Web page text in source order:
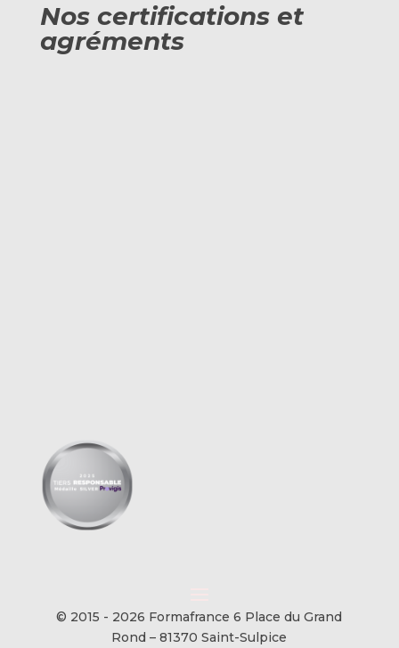
Nos certifications et
agréments
© 2015 - 2026 Formafrance 6 Place du Grand
Rond – 81370 Saint-Sulpice